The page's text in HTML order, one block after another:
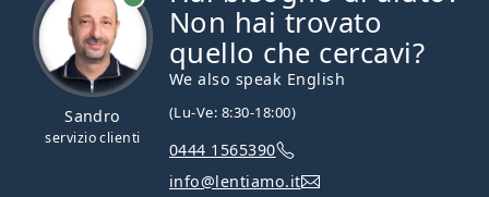
Sandro
servizio clienti
Non hai trovato
quello che cercavi?
We also speak English
(Lu-Ve: 8:30-18:00)
0444 1565390
info@lentiamo.it